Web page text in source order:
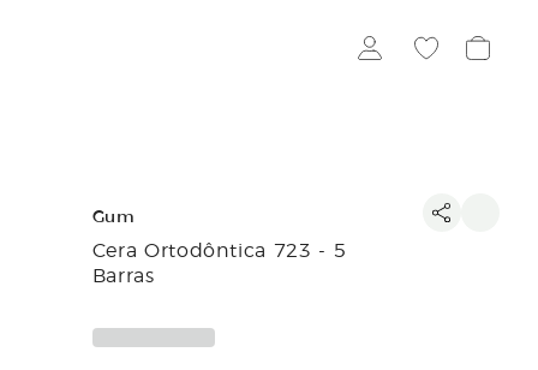
Gum
Cera Ortodôntica 723 - 5
Barras